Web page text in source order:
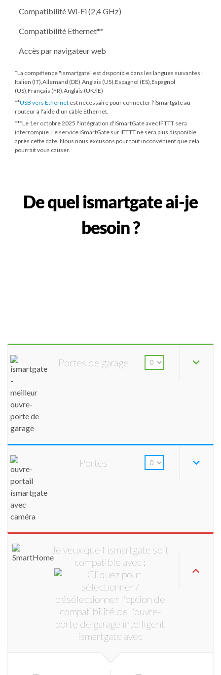
Compatibilité Wi-Fi (2,4 GHz)
Compatibilité Ethernet**
Accès par navigateur web
*La compétence "ismartgate" est disponible dans les langues suivantes :
Italien (IT),Allemand (DE),Anglais (US),Espagnol (ES),Espagnol
(US),Français (FR),Anglais (UK/IE)
**USB vers Ethernet est nécessaire pour connecter l'iSmartgate au
routeur à l'aide d'un câble Ethernet.
***Le 1er octobre 2025 l'intégration d'iSmartGate avec IFTTT sera
interrompue. Le service iSmartGate sur IFTTT ne sera plus disponible
après cette date. Nous nous excusons pour tout inconvénient que cela
pourrait vous causer.
De quel ismartgate ai-je
besoin ?
Portes de garage
Portes
Je veux que l'ismartgate soit
compatible avec :